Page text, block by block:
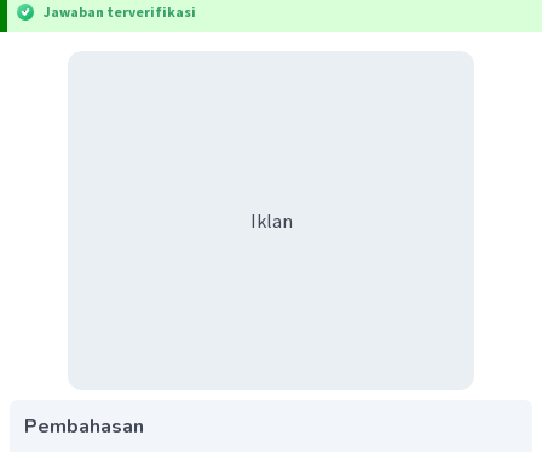
Jawaban terverifikasi
Iklan
Pembahasan